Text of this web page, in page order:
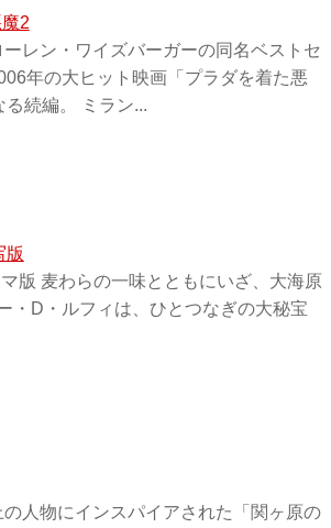
2
レン・ワイズバーガーの同名ベストセ
年の大ヒット映画「プラダを着た悪
る続編。 ミラン...
版
版 麦わらの一味とともにいざ、大海原
・D・ルフィは、ひとつなぎの大秘宝
人物にインスパイアされた「関ヶ原の